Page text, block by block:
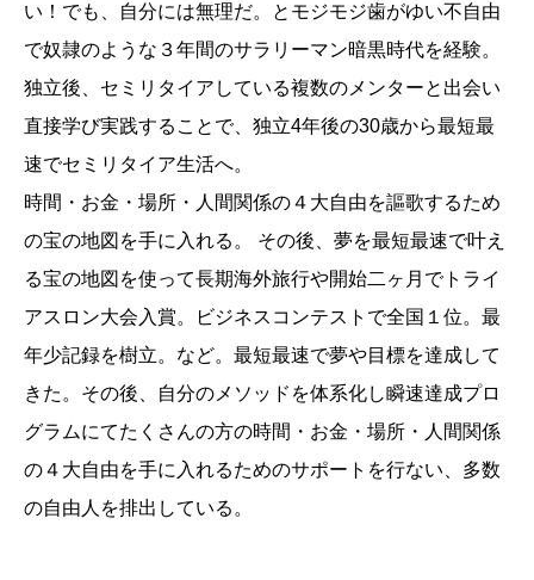
い！でも、自分には無理だ。とモジモジ歯がゆい不自由
で奴隷のような３年間のサラリーマン暗黒時代を経験。
独立後、セミリタイアしている複数のメンターと出会い
直接学び実践することで、独立4年後の30歳から最短最
速でセミリタイア生活へ。
時間・お金・場所・人間関係の４大自由を謳歌するため
の宝の地図を手に入れる。 その後、夢を最短最速で叶え
る宝の地図を使って長期海外旅行や開始二ヶ月でトライ
アスロン大会入賞。ビジネスコンテストで全国１位。最
年少記録を樹立。など。最短最速で夢や目標を達成して
きた。その後、自分のメソッドを体系化し瞬速達成プロ
グラムにてたくさんの方の時間・お金・場所・人間関係
の４大自由を手に入れるためのサポートを行ない、多数
の自由人を排出している。